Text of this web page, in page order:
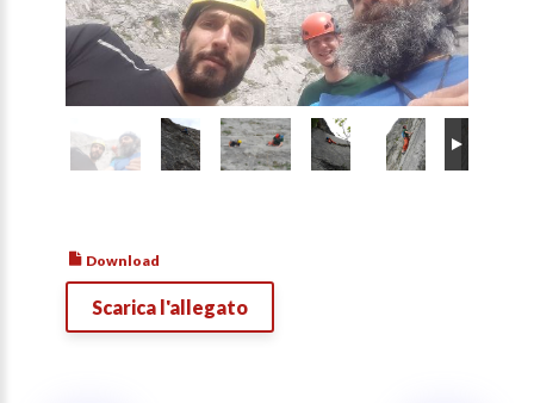
Download
Scarica l'allegato